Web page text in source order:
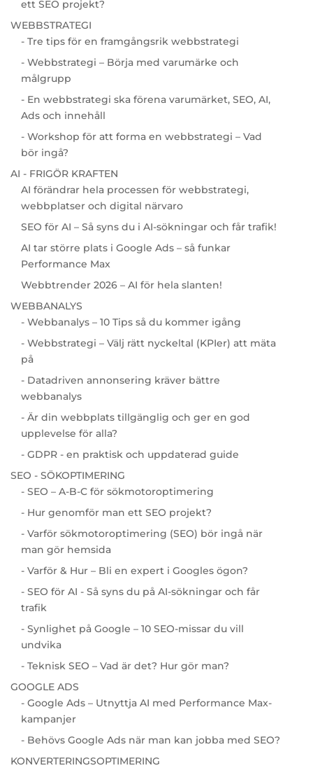
ett SEO projekt?
WEBBSTRATEGI
- Tre tips för en framgångsrik webbstrategi
- Webbstrategi – Börja med varumärke och
målgrupp
- En webbstrategi ska förena varumärket, SEO, AI,
Ads och innehåll
- Workshop för att forma en webbstrategi – Vad
bör ingå?
AI - FRIGÖR KRAFTEN
AI förändrar hela processen för webbstrategi,
webbplatser och digital närvaro
SEO för AI – Så syns du i AI-sökningar och får trafik!
AI tar större plats i Google Ads – så funkar
Performance Max
Webbtrender 2026 – AI för hela slanten!
WEBBANALYS
- Webbanalys – 10 Tips så du kommer igång
- Webbstrategi – Välj rätt nyckeltal (KPIer) att mäta
på
- Datadriven annonsering kräver bättre
webbanalys
- Är din webbplats tillgänglig och ger en god
upplevelse för alla?
- GDPR - en praktisk och uppdaterad guide
SEO - SÖKOPTIMERING
- SEO – A-B-C för sökmotoroptimering
- Hur genomför man ett SEO projekt?
- Varför sökmotoroptimering (SEO) bör ingå när
man gör hemsida
- Varför & Hur – Bli en expert i Googles ögon?
- SEO för AI - Så syns du på AI-sökningar och får
trafik
- Synlighet på Google – 10 SEO-missar du vill
undvika
- Teknisk SEO – Vad är det? Hur gör man?
GOOGLE ADS
- Google Ads – Utnyttja AI med Performance Max-
kampanjer
- Behövs Google Ads när man kan jobba med SEO?
KONVERTERINGSOPTIMERING